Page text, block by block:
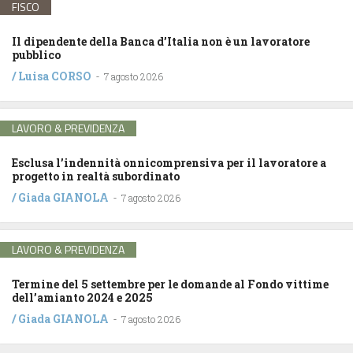
FISCO
Il dipendente della Banca d’Italia non è un lavoratore
pubblico
/Luisa CORSO - 7 agosto 2026
LAVORO & PREVIDENZA
Esclusa l’indennità onnicomprensiva per il lavoratore a
progetto in realtà subordinato
/Giada GIANOLA - 7 agosto 2026
LAVORO & PREVIDENZA
Termine del 5 settembre per le domande al Fondo vittime
dell’amianto 2024 e 2025
/Giada GIANOLA - 7 agosto 2026